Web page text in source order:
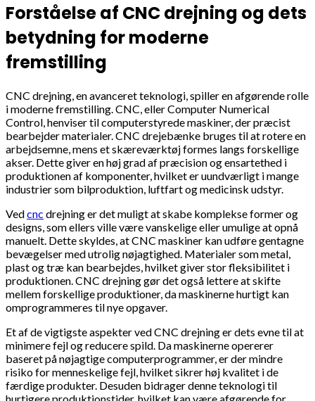
Forståelse af CNC drejning og dets
betydning for moderne
fremstilling
CNC drejning, en avanceret teknologi, spiller en afgørende rolle
i moderne fremstilling. CNC, eller Computer Numerical
Control, henviser til computerstyrede maskiner, der præcist
bearbejder materialer. CNC drejebænke bruges til at rotere en
arbejdsemne, mens et skæreværktøj formes langs forskellige
akser. Dette giver en høj grad af præcision og ensartethed i
produktionen af komponenter, hvilket er uundværligt i mange
industrier som bilproduktion, luftfart og medicinsk udstyr.
Vedcnc drejning er det muligt at skabe komplekse former og
designs, som ellers ville være vanskelige eller umulige at opnå
manuelt. Dette skyldes, at CNC maskiner kan udføre gentagne
bevægelser med utrolig nøjagtighed. Materialer som metal,
plast og træ kan bearbejdes, hvilket giver stor fleksibilitet i
produktionen. CNC drejning gør det også lettere at skifte
mellem forskellige produktioner, da maskinerne hurtigt kan
omprogrammeres til nye opgaver.
Et af de vigtigste aspekter ved CNC drejning er dets evne til at
minimere fejl og reducere spild. Da maskinerne opererer
baseret på nøjagtige computerprogrammer, er der mindre
risiko for menneskelige fejl, hvilket sikrer høj kvalitet i de
færdige produkter. Desuden bidrager denne teknologi til